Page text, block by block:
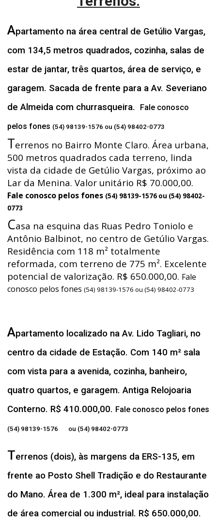
Apartamento na área central de Getúlio Vargas,
com 134,5 metros quadrados, cozinha, salas de
estar de jantar, três quartos, área de serviço, e
garagem. Sacada de frente para a Av. Severiano
de Almeida com churrasqueira.
Fale conosco
pelos fones (54) 98139-1576 ou (54) 98402-0773
Terrenos no Bairro Monte Claro. Área urbana,
500 metros quadrados cada terreno, linda
vista da cidade de Getúlio Vargas, próximo ao
Lar da Menina. Valor unitário R$ 70.000,00.
Fale conosco pelos fones (54) 98139-1576 ou (54) 98402-
0773
Casa na esquina das Ruas Pedro Toniolo e
Antônio Balbinot, no centro de Getúlio Vargas.
Residência com 118 m² totalmente
reformada, com terreno de 775 m². Excelente
potencial de valorização. R$ 650.000,00. Fale
conosco pelos fones (54) 98139-1576 ou (54) 98402-0773
Apartamento localizado na Av. Lido Tagliari, no
centro da cidade de Estação. Com 140 m² sala
com vista para a avenida, cozinha, banheiro,
quatro quartos, e garagem. Antiga Relojoaria
Conterno. R$ 410.000,00. Fale conosco pelos fones
(54) 98139-1576 ou (54) 98402-0773
Terrenos (dois), às margens da ERS-135, em
frente ao Posto Shell Tradição e do Restaurante
do Mano. Área de 1.300 m², ideal para instalação
de área comercial ou industrial. R$ 650.000,00.